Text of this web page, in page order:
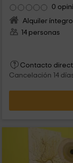
0
Alquiler íntegro
14 personas
Contacto
Cancelación 14